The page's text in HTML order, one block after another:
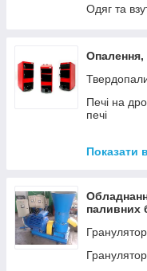
Лодки Grif
Одяг та
Опалення,
Печі на
печі
Котли
Газові
Аксесуари
Показати
паливних